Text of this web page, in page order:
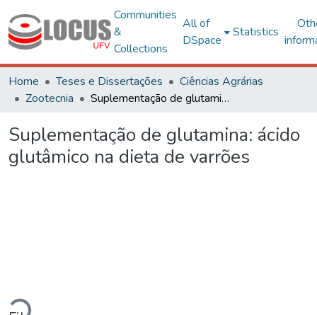
Communities
&
Collections
All of
DSpace
Statistics
Home Teses e Dissertações
Ciências Agrárias
Zootecnia
Suplementação de glutamina: ácido glutâmico na dieta de varrões
Suplementação de glutamina: ácido
glutâmico na dieta de varrões
Loading...